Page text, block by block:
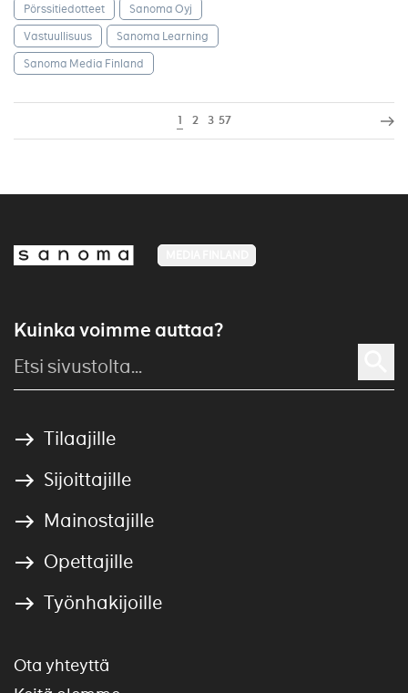
Pörssitiedotteet
Sanoma Oyj
Vastuullisuus
Sanoma Learning
Sanoma Media Finland
1 2 3 57
Kuinka voimme auttaa?
Tilaajille
Sijoittajille
Mainostajille
Opettajille
Työnhakijoille
Ota yhteyttä